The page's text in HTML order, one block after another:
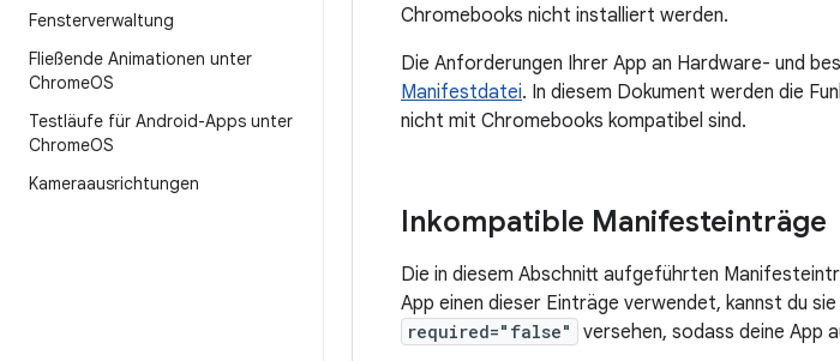
Fensterverwaltung
Fließende Animationen unter
ChromeOS
Testläufe für Android-Apps unter
ChromeOS
Kameraausrichtungen
Chromebooks nicht installiert werden.
Die Anforderungen Ihrer App an Hardware- und
Manifestdatei. In diesem Dokument werden die
nicht mit Chromebooks kompatibel sind.
Inkompatible Manifesteinträge
Die in diesem Abschnitt aufgeführten
App einen dieser Einträge verwendet, kannst du
required="false"
versehen, sodass deine App